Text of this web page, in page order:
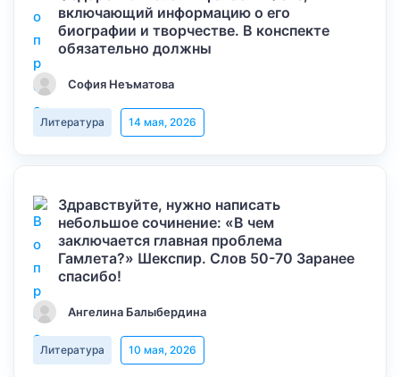
включающий информацию о его
биографии и творчестве. В конспекте
обязательно должны
София Неъматова
Литература 14 мая, 2026
Здравствуйте, нужно написать
небольшое сочинение: «В чем
заключается главная проблема
Гамлета?» Шекспир. Слов 50-70 Заранее
спасибо!
Ангелина Балыбердина
Литература 10 мая, 2026